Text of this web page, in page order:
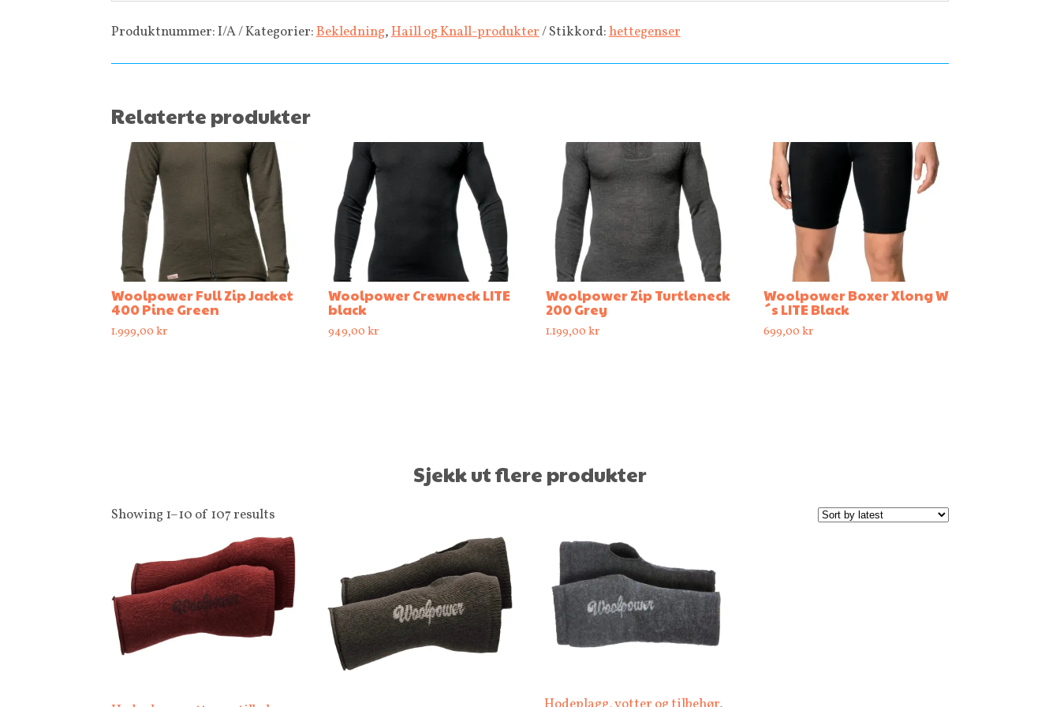
Produktnummer:I/A Kategorier:Bekledning,Haill og Knall-produkter Stikkord:hettegenser
Relaterte produkter
Woolpower Full Zip Jacket
400 Pine Green
1.999,00 kr
Woolpower Crewneck LITE
black
949,00kr
Woolpower Zip Turtleneck
200 Grey
1.199,00kr
Woolpower Boxer Xlong W
´s LITE Black
699,00 kr
Sjekk ut flere produkter
Showing 1–10 of 107 results